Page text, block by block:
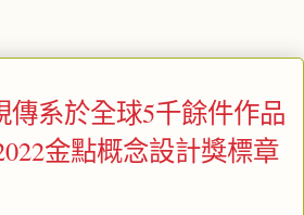
傳系於全球5千餘件作品
金點概念設計獎標章